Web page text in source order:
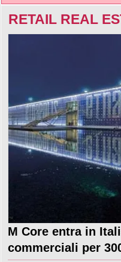
RETAIL REAL
M Core entra in
commerciali per